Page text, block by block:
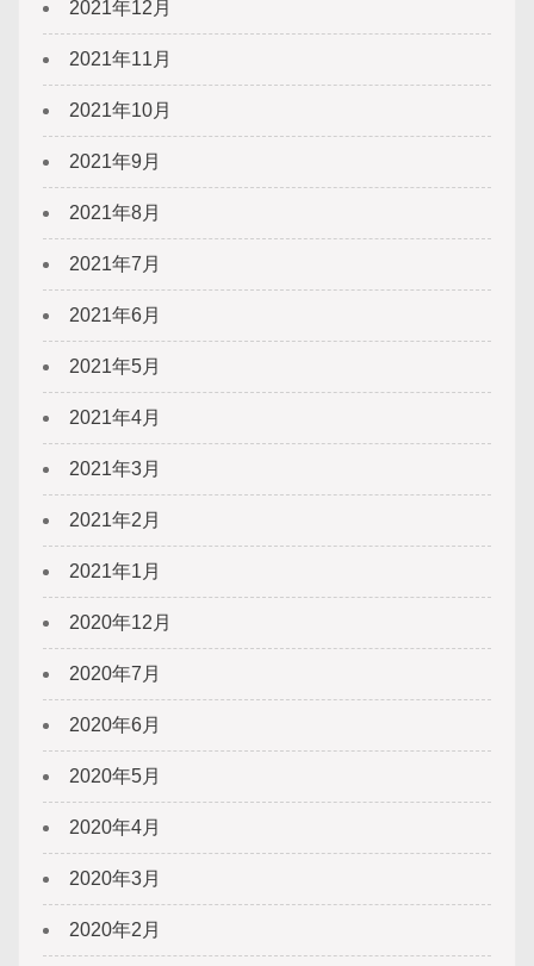
2021年12月
2021年11月
2021年10月
2021年9月
2021年8月
2021年7月
2021年6月
2021年5月
2021年4月
2021年3月
2021年2月
2021年1月
2020年12月
2020年7月
2020年6月
2020年5月
2020年4月
2020年3月
2020年2月